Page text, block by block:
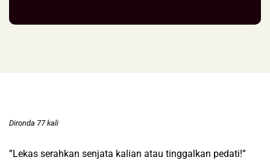
Dironda 77 kali
”Lekas serahkan senjata kalian atau tinggalkan pedati!”